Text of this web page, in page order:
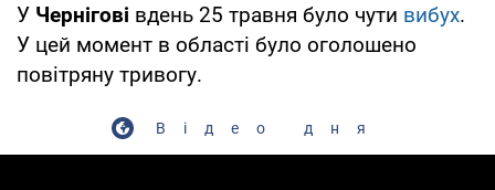
У Чернігові вдень 25 травня було чути вибух.
У цей момент в області було оголошено
повітряну тривогу.
Відео дня